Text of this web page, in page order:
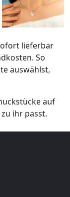
lieferbar
So
auswählst,
auf
ihr passt.